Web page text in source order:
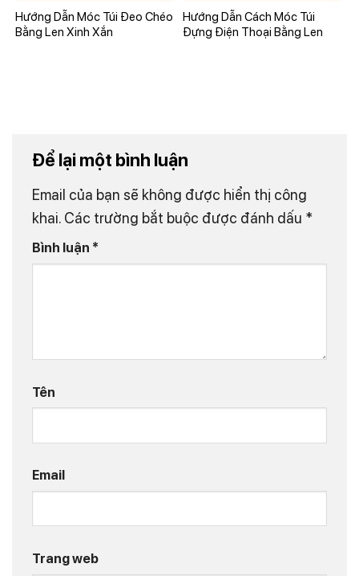
Hướng Dẫn Móc Túi Đeo Chéo
Bằng Len Xinh Xắn
Hướng Dẫn Cách Móc Túi
Đựng Điện Thoại Bằng Len
Để lại một bình luận
Email của bạn sẽ không được hiển thị công
khai. Các trường bắt buộc được đánh dấu *
Bình luận *
Tên
Email
Trang web